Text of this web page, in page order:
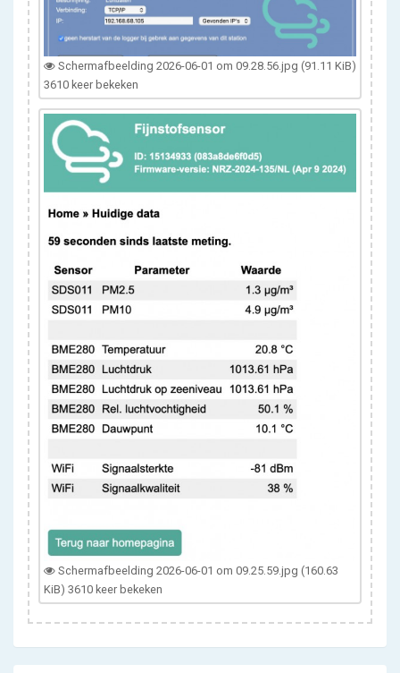
Scherm­afbeelding 2026-06-01 om 09.28.56.jpg (91.11 KiB)
3610 keer bekeken
Scherm­afbeelding 2026-06-01 om 09.25.59.jpg (160.63
KiB) 3610 keer bekeken